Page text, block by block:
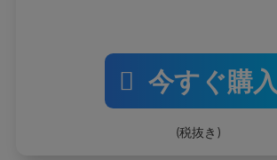
今すぐ購入
(税抜き)